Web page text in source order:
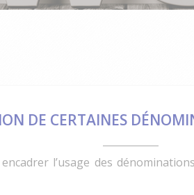
DE CERTAINES
l’usage des